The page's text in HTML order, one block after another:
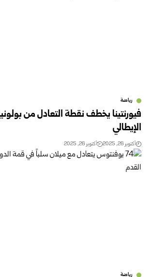
رياضة
فيورنتينا يخطف نقطة التعادل من
الإيطالي
أكتوبر 26, 2025 أكتوبر 26, 2025
رياضة